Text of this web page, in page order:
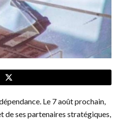
Le 7 août prochain,
de ses partenaires stratégiques,